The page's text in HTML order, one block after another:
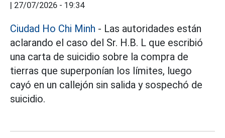
| 27/07/2026 - 19:34
Ciudad Ho Chi Minh - Las autoridades están
aclarando el caso del Sr. H.B. L que escribió
una carta de suicidio sobre la compra de
tierras que superponían los límites, luego
cayó en un callejón sin salida y sospechó de
suicidio.